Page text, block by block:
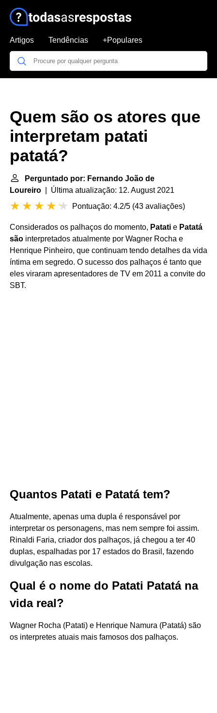
Artigos Tendências +Populares
Quem são os atores que
interpretam patati
patatá?
Perguntado por: Fernando João de
Loureiro | Última atualização: 12. August 2021
Pontuação: 4.2/5 (43 avaliações)
Considerados os palhaços do momento, Patati e Patatá
são interpretados atualmente por Wagner Rocha e
Henrique Pinheiro, que continuam tendo detalhes da vida
íntima em segredo. O sucesso dos palhaços é tanto que
eles viraram apresentadores de TV em 2011 a convite do
SBT.
Quantos Patati e Patatá tem?
Atualmente, apenas uma dupla é responsável por
interpretar os personagens, mas nem sempre foi assim.
Rinaldi Faria, criador dos palhaços, já chegou a ter 40
duplas, espalhadas por 17 estados do Brasil, fazendo
divulgação nas escolas.
Qual é o nome do Patati Patatá na
vida real?
Wagner Rocha (Patati) e Henrique Namura (Patatá) são
os interpretes atuais mais famosos dos palhaços.